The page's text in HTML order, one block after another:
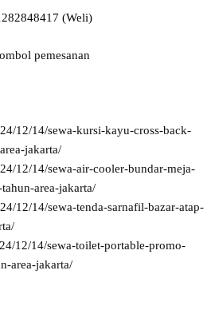
(Weli)
12/14/sewa-kursi-kayu-cross-back-
jakarta/
12/14/sewa-air-cooler-bundar-meja-
area-jakarta/
12/14/sewa-tenda-sarnafil-bazar-atap-
12/14/sewa-toilet-portable-promo-
area-jakarta/